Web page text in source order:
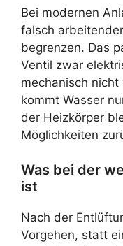
Bei modernen
falsch
begrenzen. Das
Ventil zwar
mechanisch
kommt Wasser
der Heizkörper
Möglichkeiten
Was bei der
ist
Nach der
Vorgehen, statt